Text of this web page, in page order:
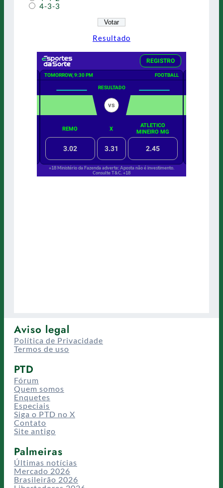
4-3-3
Resultado
Aviso legal
Política de Privacidade
Termos de uso
PTD
Fórum
Quem somos
Enquetes
Especiais
Siga o PTD no X
Contato
Site antigo
Palmeiras
Últimas notícias
Mercado 2026
Brasileirão 2026